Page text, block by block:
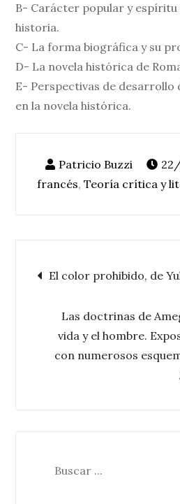
B- Carácter popular y
historia.
C- La forma biográfica y su
D- La novela histórica de
E- Perspectivas de desarrollo
en la novela histórica.
francés,Teoría crítica y
de
entradas
El color prohibido, de
Las doctrinas de
vida y el hombre.
con numerosos